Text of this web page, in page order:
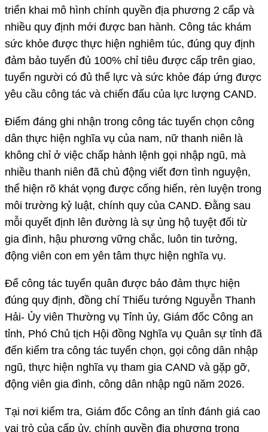
triển khai mô hình chính quyền địa phương 2 cấp và
nhiều quy định mới được ban hành. Công tác khám
sức khỏe được thực hiện nghiêm túc, đúng quy định
đảm bảo tuyển đủ 100% chỉ tiêu được cấp trên giao,
tuyển người có đủ thể lực và sức khỏe đáp ứng được
yêu cầu công tác và chiến đấu của lực lượng CAND.
Điểm đáng ghi nhận trong công tác tuyển chọn công
dân thực hiện nghĩa vụ của nam, nữ thanh niên là
không chỉ ở việc chấp hành lệnh gọi nhập ngũ, mà
nhiều thanh niên đã chủ động viết đơn tình nguyện,
thể hiện rõ khát vọng được cống hiến, rèn luyện trong
môi trường kỷ luật, chính quy của CAND. Đằng sau
mỗi quyết định lên đường là sự ủng hộ tuyệt đối từ
gia đình, hậu phương vững chắc, luôn tin tưởng,
động viên con em yên tâm thực hiện nghĩa vụ.
Để công tác tuyển quân được bảo đảm thực hiện
đúng quy định, đồng chí Thiếu tướng Nguyễn Thanh
Hải- Ủy viên Thường vụ Tỉnh ủy, Giám đốc Công an
tỉnh, Phó Chủ tịch Hội đồng Nghĩa vụ Quân sự tỉnh đã
đến kiểm tra công tác tuyển chọn, gọi công dân nhập
ngũ, thực hiện nghĩa vụ tham gia CAND và gặp gỡ,
động viên gia đình, công dân nhập ngũ năm 2026.
Tại nơi kiểm tra, Giám đốc Công an tỉnh đánh giá cao
vai trò của cấp ủy, chính quyền địa phương trong